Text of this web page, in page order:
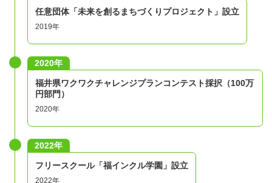
任意団体「未来を創るまちづくりプロジェクト」設立
2019年
2020年
福井県ワクワクチャレンジプランコンテスト採択（100万
円部門）
2020年
2022年
フリースクール「福インクル学園」設立
2022年